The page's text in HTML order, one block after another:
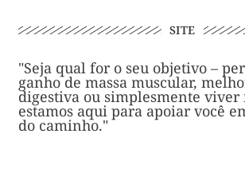
SITE
"Seja qual for o seu objetivo –
ganho de massa muscular,
digestiva ou simplesmente viver
estamos aqui para apoiar você
do caminho."